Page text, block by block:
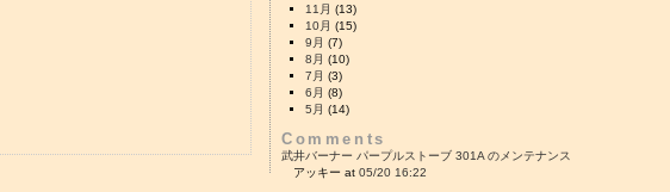
11月 (13)
10月 (15)
9月 (7)
8月 (10)
7月 (3)
6月 (8)
5月 (14)
Comments
武井バーナー パープルストーブ 301A のメンテナンス
アッキー at 05/20 16:22